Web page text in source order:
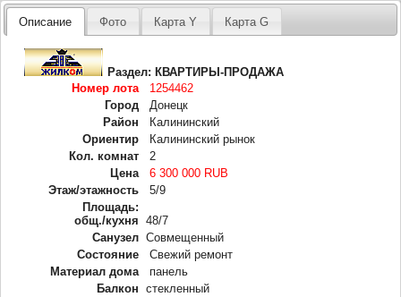
Описание Фото Карта Y Карта G
Раздел:КВАРТИРЫ-ПРОДАЖА
Номер лота
1254462
Город
Донецк
Район
Калининский
Ориентир
Калининский рынок
Кол. комнат
2
Цена
6 300 000 RUB
Этаж/этажность
5/9
Площадь:
общ./кухня
48/7
Санузел Совмещенный
Состояние
Свежий ремонт
Материал дома
панель
Балкон
стекленный